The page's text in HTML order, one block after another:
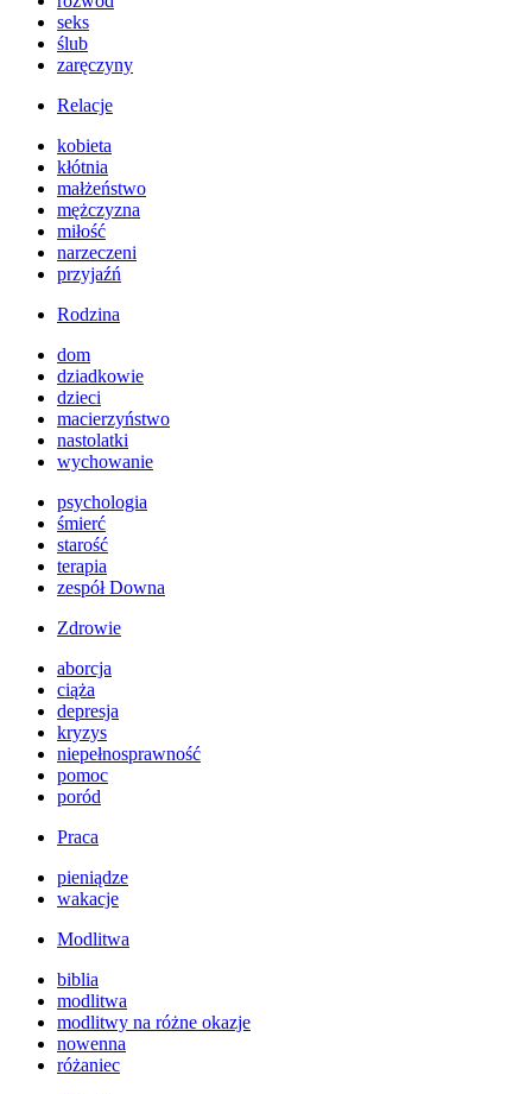
seks
ślub
zaręczyny
Relacje
kobieta
kłótnia
małżeństwo
mężczyzna
miłość
narzeczeni
przyjaźń
Rodzina
dom
dziadkowie
dzieci
macierzyństwo
nastolatki
wychowanie
psychologia
śmierć
starość
terapia
zespół Downa
Zdrowie
aborcja
ciąża
depresja
kryzys
niepełnosprawność
pomoc
poród
Praca
pieniądze
wakacje
Modlitwa
biblia
modlitwa
modlitwy na różne okazje
nowenna
różaniec